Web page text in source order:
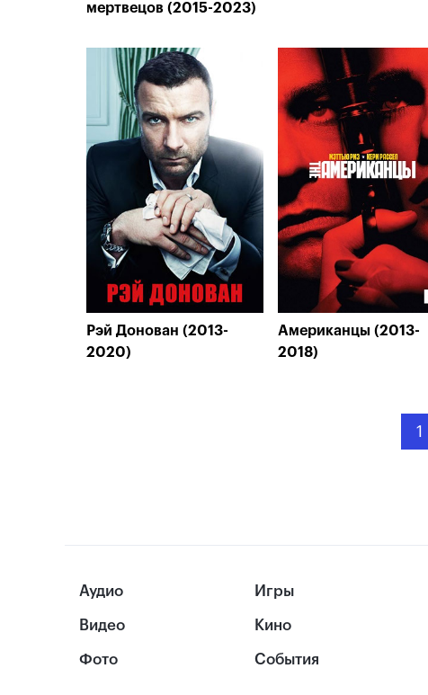
мертвецов (2015-2023)
Рэй Донован (2013-
2020)
Американцы (2013-
2018)
1
Аудио
Видео
Фото
Игры
Кино
События